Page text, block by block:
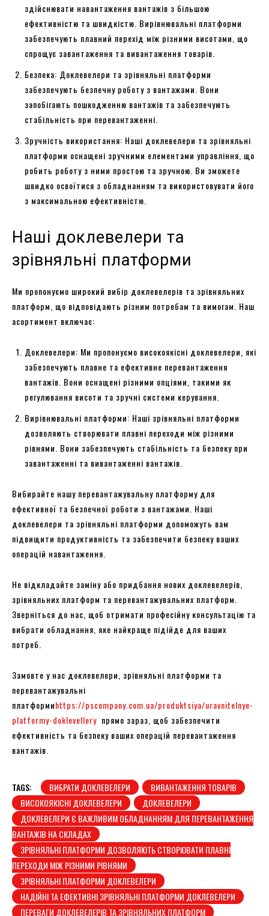
здійснювати навантаження вантажів з більшою
ефективністю та швидкістю. Вирівнювальні платформи
забезпечують плавний перехід між різними висотами, що
спрощує завантаження та вивантаження товарів.
Безпека: Доклевелери та зрівняльні платформи
забезпечують безпечну роботу з вантажами. Вони
запобігають пошкодженню вантажів та забезпечують
стабільність при перевантаженні.
Зручність використання: Наші доклевелери та зрівняльні
платформи оснащені зручними елементами управління, що
робить роботу з ними простою та зручною. Ви зможете
швидко освоїтися з обладнанням та використовувати його
з максимальною ефективністю.
Наші доклевелери та
зрівняльні платформи
Ми пропонуємо широкий вибір доклевелерів та зрівняльних
платформ, що відповідають різним потребам та вимогам. Наш
асортимент включає:
Доклевелери: Ми пропонуємо високоякісні доклевелери, які
забезпечують плавне та ефективне перевантаження
вантажів. Вони оснащені різними опціями, такими як
регулювання висоти та зручні системи керування.
Вирівнювальні платформи: Наші зрівняльні платформи
дозволяють створювати плавні переходи між різними
рівнями. Вони забезпечують стабільність та безпеку при
завантаженні та вивантаженні вантажів.
Вибирайте нашу перевантажувальну платформу для
ефективної та безпечної роботи з вантажами. Наші
доклевелери та зрівняльні платформи допоможуть вам
підвищити продуктивність та забезпечити безпеку ваших
операцій навантаження.
Не відкладайте заміну або придбання нових доклевелерів,
зрівняльних платформ та перевантажувальних платформ.
Зверніться до нас, щоб отримати професійну консультацію та
вибрати обладнання, яке найкраще підійде для ваших
потреб.
Замовте у нас доклевелери, зрівняльні платформи та
перевантажувальні
платформиhttps://pscompany.com.ua/produktsiya/uravnitelnye-
platformy-doklevellery прямо зараз, щоб забезпечити
ефективність та безпеку ваших операцій перевантаження
вантажів.
TAGS: ВИБРАТИ ДОКЛЕВЕЛЕРИ
ВИВАНТАЖЕННЯ ТОВАРІВ
ВИСОКОЯКІСНІ ДОКЛЕВЕЛЕРИ
ДОКЛЕВЕЛЕРИ
ДОКЛЕВЕЛЕРИ Є ВАЖЛИВИМ ОБЛАДНАННЯМ ДЛЯ ПЕРЕВАНТАЖЕННЯ
ВАНТАЖІВ НА СКЛАДАХ
ЗРІВНЯЛЬНІ ПЛАТФОРМИ ДОЗВОЛЯЮТЬ СТВОРЮВАТИ ПЛАВНІ
ПЕРЕХОДИ МІЖ РІЗНИМИ РІВНЯМИ
ЗРІВНЯЛЬНІ ПЛАТФОРМИ ДОКЛЕВЕЛЕРИ
НАДІЙНІ ТА ЕФЕКТИВНІ ЗРІВНЯЛЬНІ ПЛАТФОРМИ ДОКЛЕВЕЛЕРИ
ПЕРЕВАГИ ДОКЛЕВЕЛЕРІВ ТА ЗРІВНЯЛЬНИХ ПЛАТФОРМ